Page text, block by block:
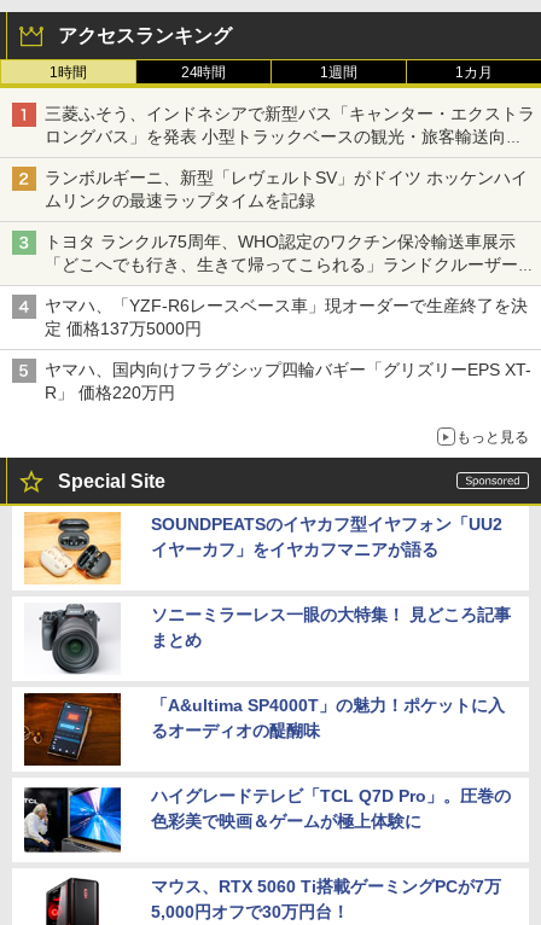
アクセスランキング
1時間 24時間 1週間 1カ月
三菱ふそう、インドネシアで新型バス「キャンター・エクストラ
ロングバス」を発表 小型トラックベースの観光・旅客輸送向け
バス
ランボルギーニ、新型「レヴェルトSV」がドイツ ホッケンハイ
ムリンクの最速ラップタイムを記録
トヨタ ランクル75周年、WHO認定のワクチン保冷輸送車展示
「どこへでも行き、生きて帰ってこられる」ランドクルーザーで
命をつなぐ
ヤマハ、「YZF-R6レースベース車」現オーダーで生産終了を決
定 価格137万5000円
ヤマハ、国内向けフラグシップ四輪バギー「グリズリーEPS XT-
R」 価格220万円
もっと見る
Special Site
SOUNDPEATSのイヤカフ型イヤフォン「UU2
イヤーカフ」をイヤカフマニアが語る
ソニーミラーレス一眼の大特集！ 見どころ記事
まとめ
「A&ultima SP4000T」の魅力！ポケットに入
るオーディオの醍醐味
ハイグレードテレビ「TCL Q7D Pro」。圧巻の
色彩美で映画＆ゲームが極上体験に
マウス、RTX 5060 Ti搭載ゲーミングPCが7万
5,000円オフで30万円台！